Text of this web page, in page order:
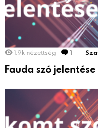
1.9k nézettség 1
Fauda szó jelentése